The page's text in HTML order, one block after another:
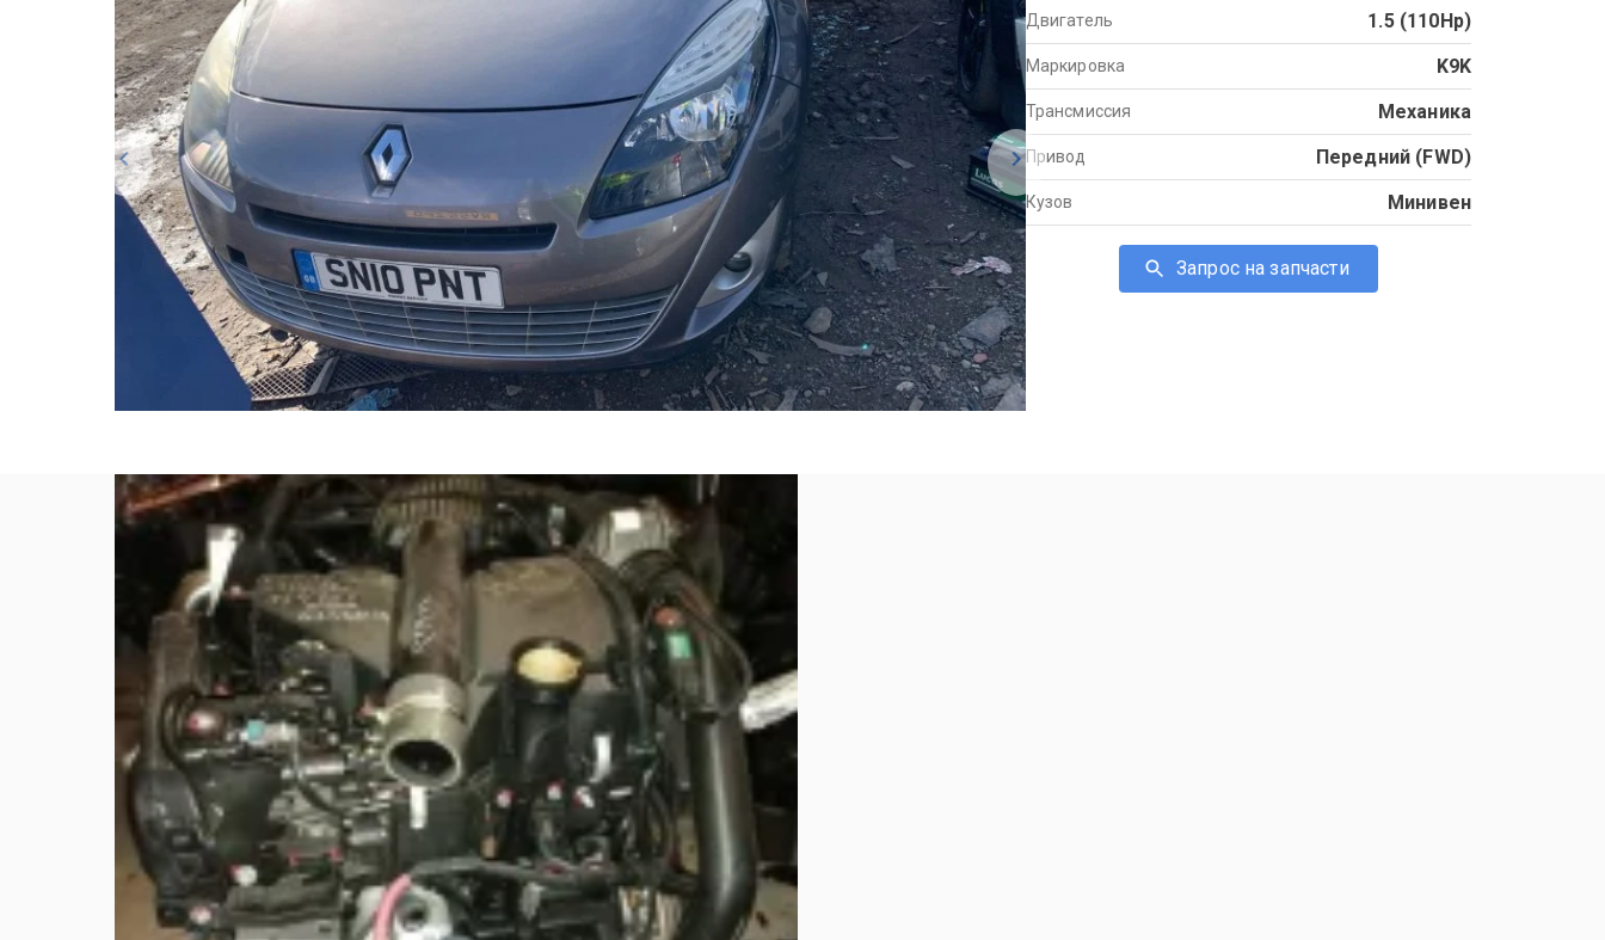
Двигатель 1.5 (110Hp)
Маркировка K9K
Трансмиссия Механика
Привод Передний (FWD)
Кузов Минивен
Запрос на запчасти